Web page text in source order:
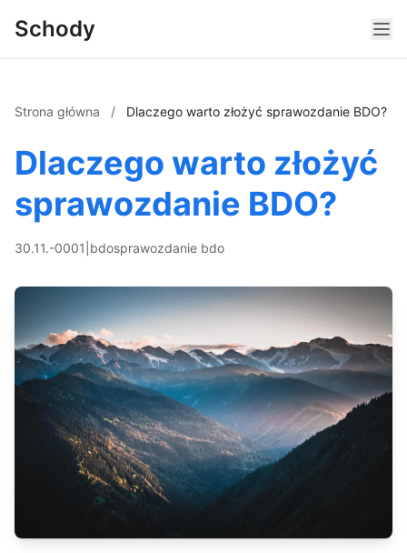
Schody
Strona główna / Dlaczego warto złożyć sprawozdanie BDO?
Dlaczego warto złożyć
sprawozdanie BDO?
30.11.-0001 bdosprawozdanie bdo